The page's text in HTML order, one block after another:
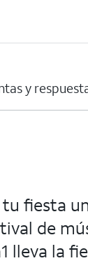
y
fiesta
de
lleva la